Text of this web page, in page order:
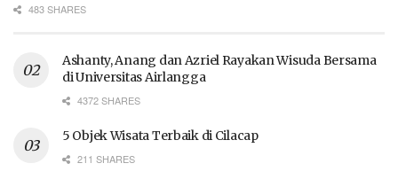
483 SHARES
Ashanty, Anang dan Azriel Rayakan Wisuda Bersama
di Universitas Airlangga
4372 SHARES
5 Objek Wisata Terbaik di Cilacap
211 SHARES